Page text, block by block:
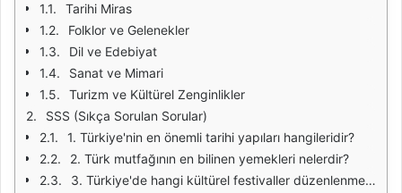
Tarihi Miras
Folklor ve Gelenekler
Dil ve Edebiyat
Sanat ve Mimari
Turizm ve Kültürel Zenginlikler
SSS (Sıkça Sorulan Sorular)
1. Türkiye'nin en önemli tarihi yapıları hangileridir?
2. Türk mutfağının en bilinen yemekleri nelerdir?
3. Türkiye'de hangi kültürel festivaller düzenlenmektedir?